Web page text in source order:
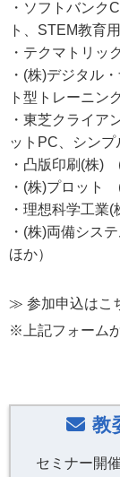
・ソフトバン
ト、STEM教育
・テクマトリ
・(株)デジタル
ト型トレーニン
・東芝クライ
ットPC、シンプ
・凸版印刷(株)
・(株)プロット
・理想科学工業
・(株)両備シス
ほか）
≫ 参加申込はこ
※上記フォーム
教
セミナー開